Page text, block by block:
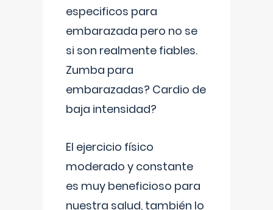
especificos para
embarazada pero no se
si son realmente fiables.
Zumba para
embarazadas? Cardio de
baja intensidad?
El ejercicio físico
moderado y constante
es muy beneficioso para
nuestra salud, también lo